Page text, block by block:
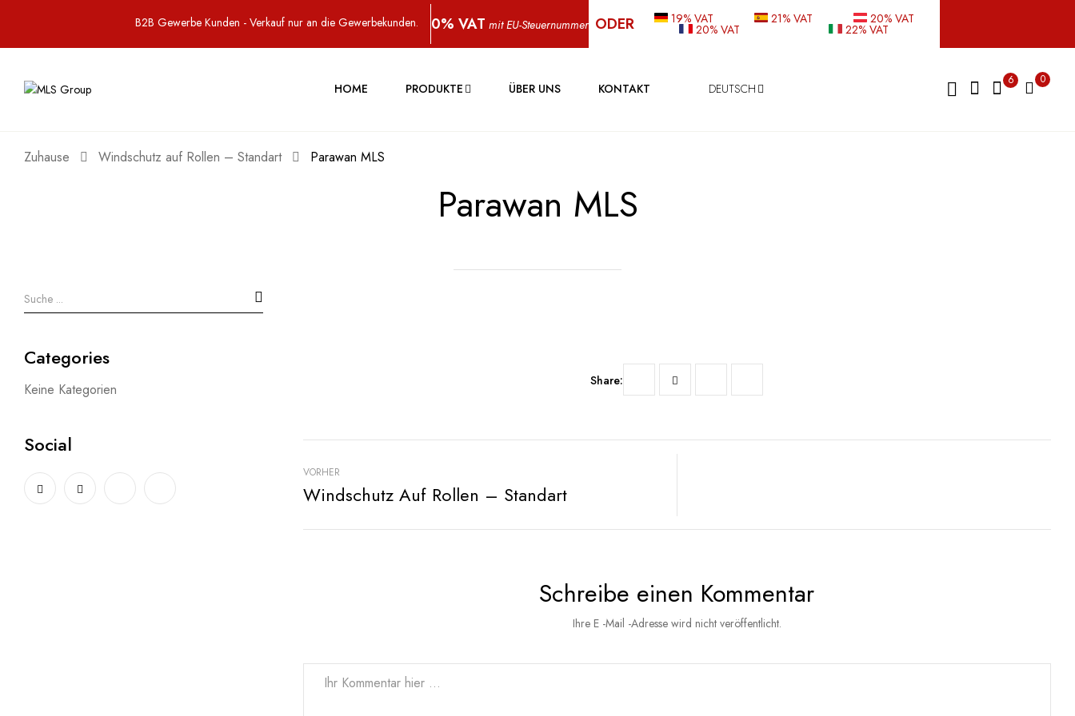
B2B Gewerbe Kunden - Verkauf nur an die Gewerbekunden. 0% VAT mit EU-Steuernummer ODER 19% VAT 21% VAT 20% VAT
20% VAT 22% VAT
HOME PRODUKTE ÜBER UNS KONTAKT DEUTSCH
6 0
Zuhause Windschutz auf Rollen – Standart Parawan MLS
Parawan MLS
Categories
Keine Kategorien
Social
Share:
VORHER
Windschutz Auf Rollen – Standart
Schreibe einen Kommentar
Ihre E -Mail -Adresse wird nicht veröffentlicht.